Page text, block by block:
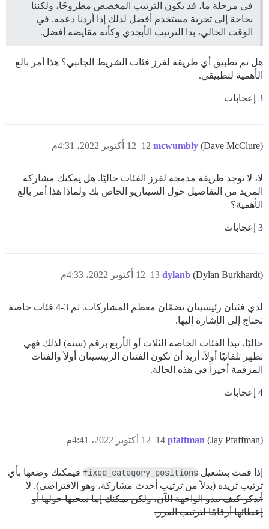
في مرحلة ما، قد يكون الترتيب المخصص مطروحًا، ولكننا
بحاجة إلى تجربة مستخدم أفضل لذلك إذا أردنا دعمه. في
الوقت الحالي، بدا الترتيب الأبجدي وكأنه مقايضة أفضل.
هل تم تطبيق أي طريقة لفرز فئات الشريط الجانبي؟ هذا أمر بالغ
الأهمية لتطبيقي.
3 إعجابات
mcwumbly (Dave McClure) 12 أكتوبر 2022، 4:31م 12
لا، لا توجد طريقة مدمجة لفرز الفئات حاليًا. هل يمكنك مشاركة
المزيد من التفاصيل حول السيناريو الخاص بك ولماذا هذا أمر بالغ
الأهمية؟
3 إعجابات
dylanb (Dylan Burkhardt) 12 أكتوبر 2022، 4:33م 13
لدي فئتان رئيسيتان تضمّان معظم المشاركات. ثم 3-4 فئات خاصة
تحتاج إلى الإشارة إليها.
حاليًا، تبدأ الفئات الخاصة الثلاث أو الأربع برقم (سنة) لذلك فهي
تظهر تلقائيًا أولاً. أريد أن تكون الفئتان الرئيسيتان أولاً والفئات
المرقمة أخيراً في هذه الحالة.
4 إعجابات
pfaffman (Jay Pfaffman) 12 أكتوبر 2022، 4:41م 14
إذا قمت بتشغيلfixed_category_positionsفيمكنك وضعها بأي
ترتيب تريده (بدلاً من ترتيب أحدث مشاركة، وهو الافتراضي). لا
أتذكر كيف يبدو الواجهة الآن، ولكن يمكنك إما سحبها حولها أو
إعطائها أرقامًا لترتيب الفرز.